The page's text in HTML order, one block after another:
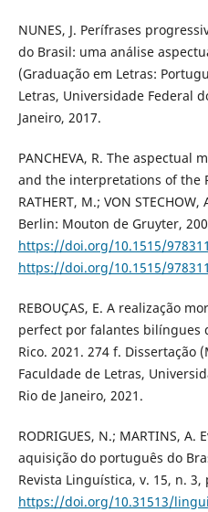
NUNES, J. Perífrases
do Brasil: uma análise
(Graduação em Letras:
Letras, Universidade Federal
Janeiro, 2017.
PANCHEVA, R. The aspectual
and the interpretations of the
RATHERT, M.; VON
Berlin: Mouton de Gruyter,
https://doi.org/10.1515/
https://doi.org/10.1515/
REBOUÇAS, E. A realização
perfect por falantes bilíngues
Rico. 2021. 274 f. Dissertação
Faculdade de Letras,
Rio de Janeiro, 2021.
RODRIGUES, N.; MARTINS,
aquisição do português do
Revista Linguística, v. 15, n. 3,
https://doi.org/10.31513/